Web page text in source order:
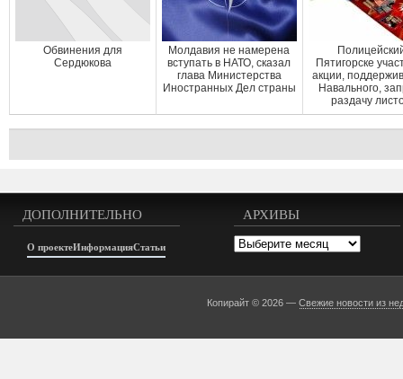
Обвинения для
Сердюкова
Молдавия не намерена
вступать в НАТО, сказал
глава Министерства
Иностранных Дел страны
Пятигорске
акции,
Навального,
раздачу
ДОПОЛНИТЕЛЬНО
О проектеИнформацияСтатьи
АРХИВЫ
Архивы
Копирайт © 2026 —Свежие новости из